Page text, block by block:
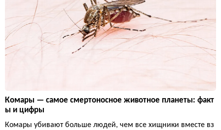
Комары — самое смертоносное животное планеты: факт
ы и цифры
Комары убивают больше людей, чем все хищники вместе вз